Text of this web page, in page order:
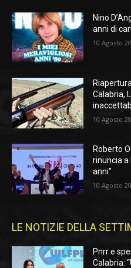
Nino
anni di
10 Agosto
Calabria,
10 Agosto
Roberto
rinuncia a
anni”
10 Agosto
LE NOTIZIE DELLA
Pnrr e
Calabria: